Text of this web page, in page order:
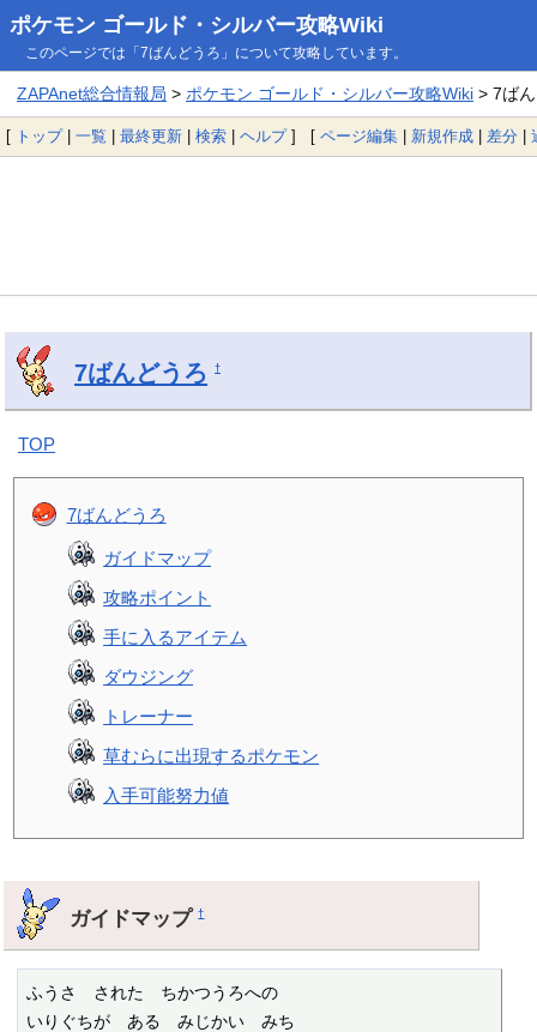
ポケモン ゴールド・シルバー攻略Wiki
このページでは「7ばんどうろ」について攻略しています。
ZAPAnet総合情報局 > ポケモン ゴールド・シルバー攻略Wiki> 7ば
[ トップ| 一覧 | 最終更新 | 検索 | ヘルプ] [ ページ編集 | 新規作成 | 差分 |
7ばんどうろ †
TOP
7ばんどうろ
ガイドマップ
攻略ポイント
手に入るアイテム
ダウジング
トレーナー
草むらに出現するポケモン
入手可能努力値
ガイドマップ†
ふうさ　された　ちかつうろへの
いりぐちが　ある　みじかい　みち